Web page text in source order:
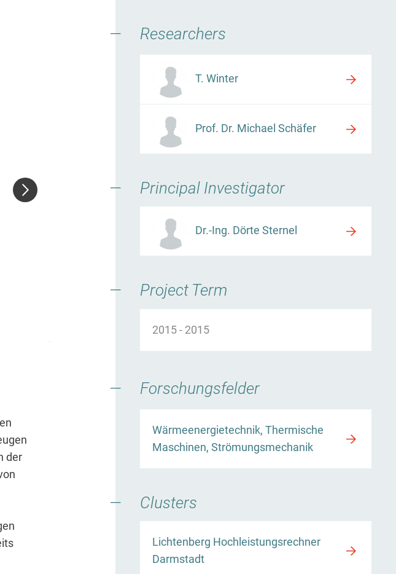
der
Researchers
T. Winter
Prof. Dr. Michael Schäfer
Principal Investigator
Dr.-Ing. Dörte Sternel
Project Term
2015 - 2015
Forschungsfelder
Wärmeenergietechnik, Thermische
Maschinen, Strömungsmechanik
Clusters
Lichtenberg Hochleistungsrechner
Darmstadt